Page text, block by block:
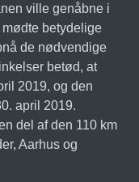
ville genåbne i
betydelige
de nødvendige
betød, at
2019, og den
april 2019.
del af den 110 km
Aarhus og